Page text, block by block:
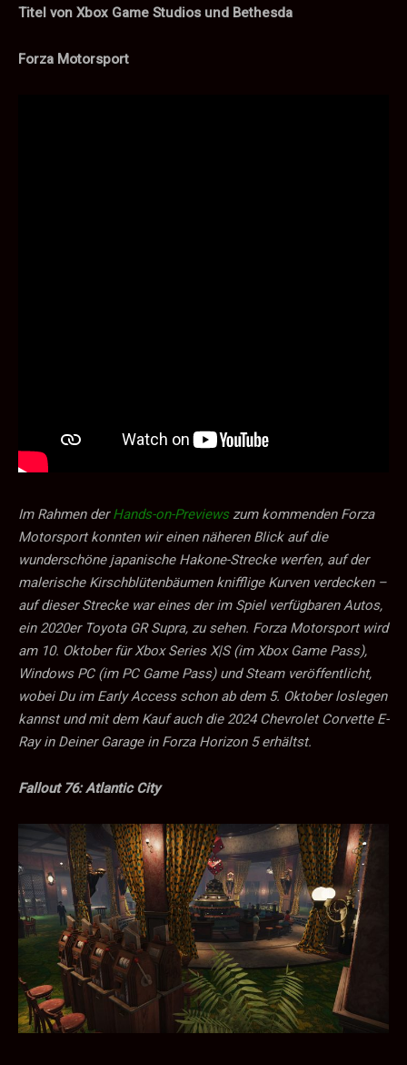
Titel von Xbox Game Studios und Bethesda
Forza Motorsport
Im Rahmen derHands-on-Previewszum kommenden Forza
Motorsport konnten wir einen näheren Blick auf die
wunderschöne japanische Hakone-Strecke werfen, auf der
malerische Kirschblütenbäumen knifflige Kurven verdecken –
auf dieser Strecke war eines der im Spiel verfügbaren Autos,
ein 2020er Toyota GR Supra, zu sehen. Forza Motorsport wird
am 10. Oktober für Xbox Series X|S (im Xbox Game Pass),
Windows PC (im PC Game Pass) und Steam veröffentlicht,
wobei Du im Early Access schon ab dem 5. Oktober loslegen
kannst und mit dem Kauf auch die 2024 Chevrolet Corvette E-
Ray in Deiner Garage in Forza Horizon 5 erhältst.
Fallout 76: Atlantic City